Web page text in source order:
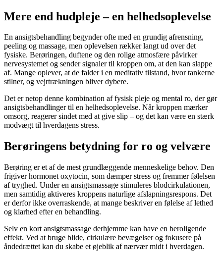
Mere end hudpleje – en helhedsoplevelse
En ansigtsbehandling begynder ofte med en grundig afrensning,
peeling og massage, men oplevelsen rækker langt ud over det
fysiske. Berøringen, duftene og den rolige atmosfære påvirker
nervesystemet og sender signaler til kroppen om, at den kan slappe
af. Mange oplever, at de falder i en meditativ tilstand, hvor tankerne
stilner, og vejrtrækningen bliver dybere.
Det er netop denne kombination af fysisk pleje og mental ro, der gør
ansigtsbehandlinger til en helhedsoplevelse. Når kroppen mærker
omsorg, reagerer sindet med at give slip – og det kan være en stærk
modvægt til hverdagens stress.
Berøringens betydning for ro og velvære
Berøring er et af de mest grundlæggende menneskelige behov. Den
frigiver hormonet oxytocin, som dæmper stress og fremmer følelsen
af tryghed. Under en ansigtsmassage stimuleres blodcirkulationen,
men samtidig aktiveres kroppens naturlige afslapningsrespons. Det
er derfor ikke overraskende, at mange beskriver en følelse af lethed
og klarhed efter en behandling.
Selv en kort ansigtsmassage derhjemme kan have en beroligende
effekt. Ved at bruge blide, cirkulære bevægelser og fokusere på
åndedrættet kan du skabe et øjeblik af nærvær midt i hverdagen.